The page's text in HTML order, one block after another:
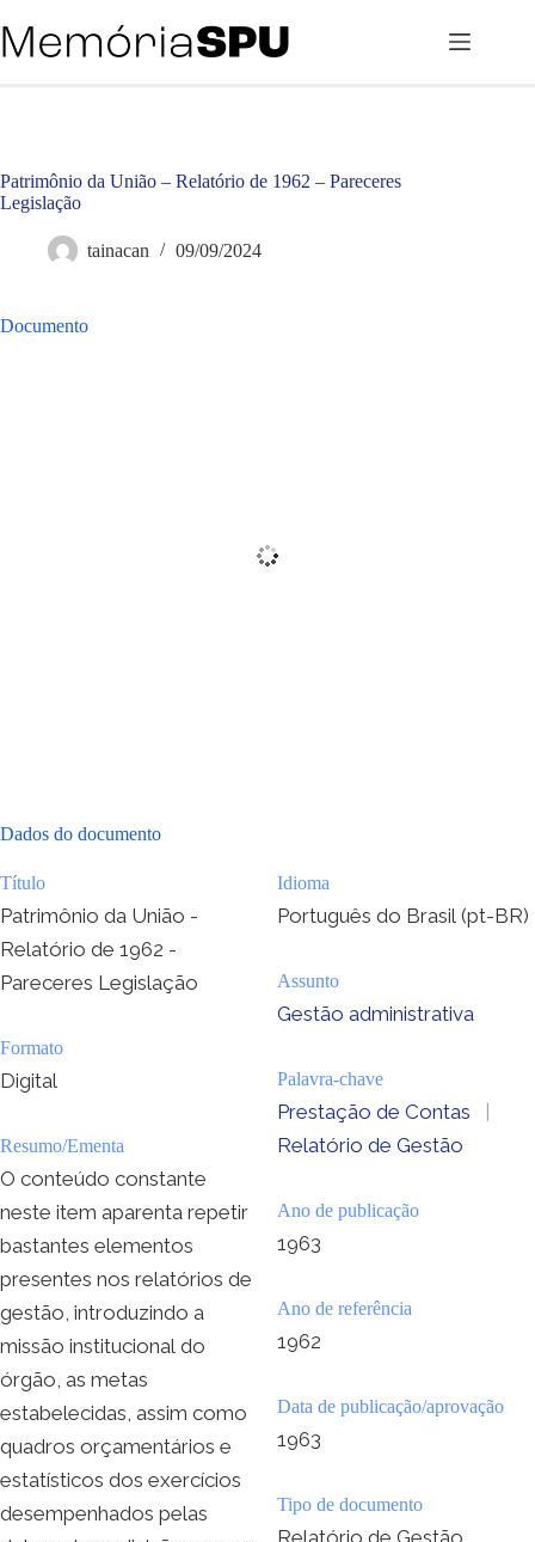
para
o
Patrimônio da União – Relatório de 1962 – Pareceres
Legislação
tainacan 09/09/2024
Documento
Dados do documento
Título
Patrimônio da União -
Relatório de 1962 -
Pareceres Legislação
Formato
Digital
Resumo/Ementa
O conteúdo constante
neste item aparenta repetir
bastantes elementos
presentes nos relatórios de
gestão, introduzindo a
missão institucional do
órgão, as metas
estabelecidas, assim como
quadros orçamentários e
estatísticos dos exercícios
desempenhados pelas
Idioma
Português do Brasil (pt-BR)
Assunto
Gestão administrativa
Palavra-chave
Prestação de Contas
|
Relatório de Gestão
Ano de publicação
1963
Ano de referência
1962
Data de publicação/aprovação
1963
Tipo de documento
Relatório de Gestão